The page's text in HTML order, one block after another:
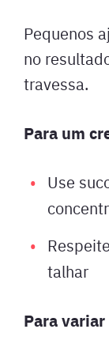
Pequenos
no
travessa.
Para um
Use
talhar
Para